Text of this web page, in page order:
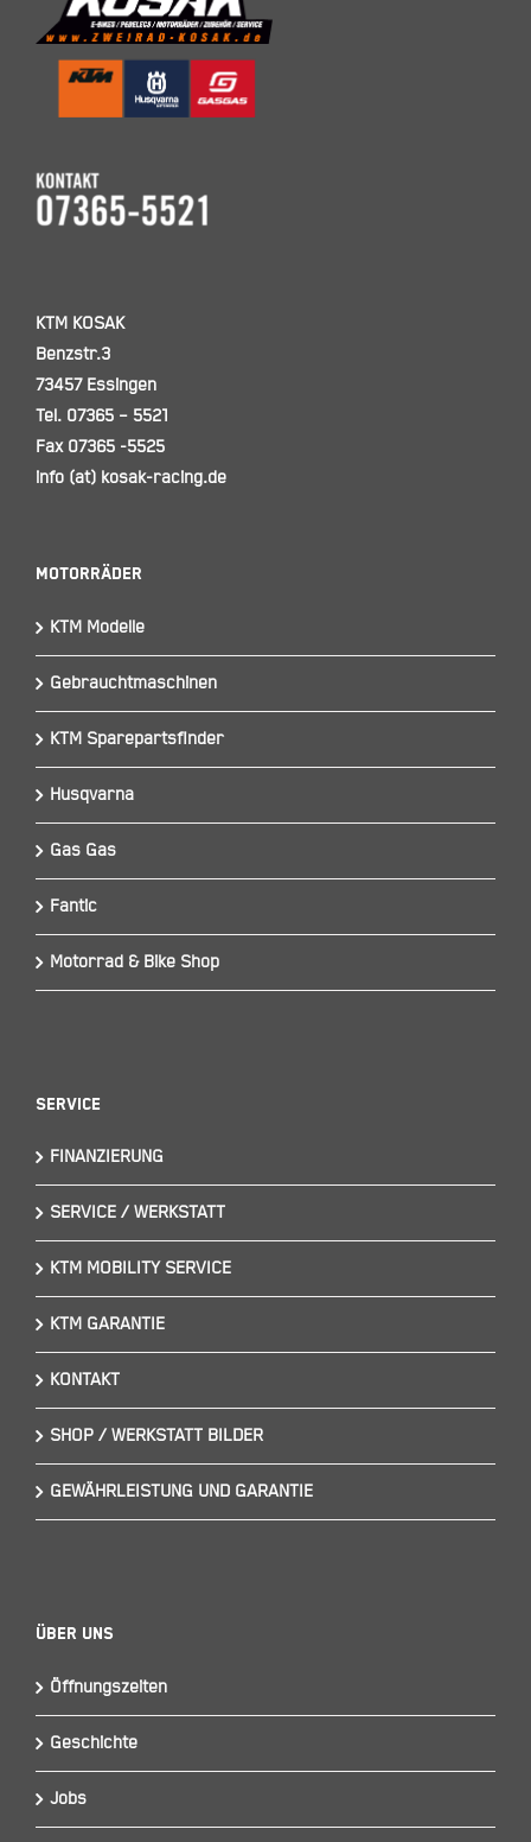
KTM KOSAK
Benzstr.3
73457 Essingen
Tel. 07365 – 5521
Fax 07365 -5525
info (at) kosak-racing.de
Motorräder
KTM Modelle
Gebrauchtmaschinen
KTM Sparepartsfinder
Husqvarna
Gas Gas
Fantic
Motorrad & Bike Shop
Service
FINANZIERUNG
SERVICE / WERKSTATT
KTM MOBILITY SERVICE
KTM GARANTIE
KONTAKT
SHOP / WERKSTATT BILDER
GEWÄHRLEISTUNG UND GARANTIE
Über Uns
Öffnungszeiten
Geschichte
Jobs